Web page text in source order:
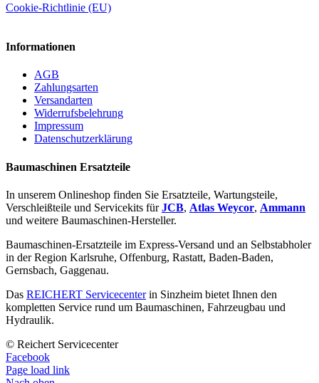
Cookie-Richtlinie (EU)
Informationen
AGB
Zahlungsarten
Versandarten
Widerrufsbelehrung
Impressum
Datenschutzerklärung
Baumaschinen Ersatzteile
In unserem Onlineshop finden Sie Ersatzteile, Wartungsteile,
Verschleißteile und Servicekits fürJCB, Atlas Weycor, Ammann
und weitere Baumaschinen-Hersteller.
Baumaschinen-Ersatzteile im Express-Versand und an Selbstabholer
in der Region Karlsruhe, Offenburg, Rastatt, Baden-Baden,
Gernsbach, Gaggenau.
Das REICHERT Servicecenterin Sinzheim bietet Ihnen den
kompletten Service rund um Baumaschinen, Fahrzeugbau und
Hydraulik.
© Reichert Servicecenter
Facebook
Page load link